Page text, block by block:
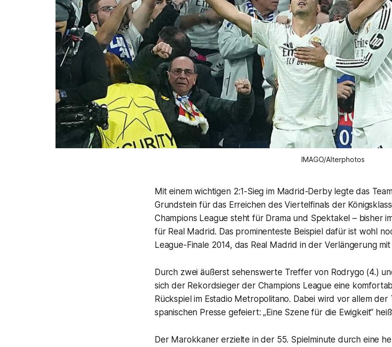
IMAGO/Alterphotos
Mit einem wichtigen 2:1-Sieg im Madrid-Derby legte das
Grundstein für das Erreichen des Viertelfinals der
Champions League steht für Drama und Spektakel – bisher
für Real Madrid. Das prominenteste Beispiel dafür ist wohl
League-Finale 2014, das Real Madrid in der Verlängerung
Durch zwei äußerst sehenswerte Treffer von Rodrygo (4.)
sich der Rekordsieger der Champions League eine
Rückspiel im Estadio Metropolitano. Dabei wird vor allem
spanischen Presse gefeiert: „Eine Szene für die Ewigkeit“
Der Marokkaner erzielte in der 55. Spielminute durch eine